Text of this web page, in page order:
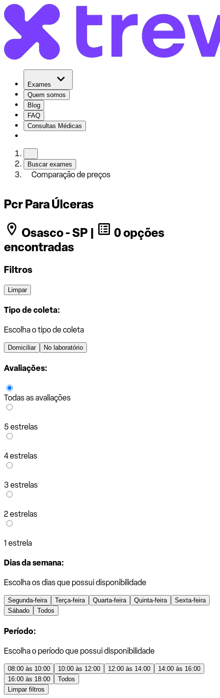
Exames
Quem somos
Blog
FAQ
Consultas Médicas
Buscar exames
Comparação de preços
Pcr Para Úlceras
Osasco - SP |
0 opções
encontradas
Filtros
Limpar
Tipo de coleta:
Escolha o tipo de coleta
Domiciliar No laboratório
Avaliações:
Todas as avaliações
5 estrelas
4 estrelas
3 estrelas
2 estrelas
1 estrela
Dias da semana:
Escolha os dias que possui disponibilidade
Segunda-feira Terça-feira Quarta-feira Quinta-feira
Sexta-feira
Sábado
Todos
Período:
Escolha o período que possui disponibilidade
08:00 às 10:00 10:00 às 12:00 12:00 às 14:00
14:00 às 16:00
16:00 às 18:00
Todos
Limpar filtros